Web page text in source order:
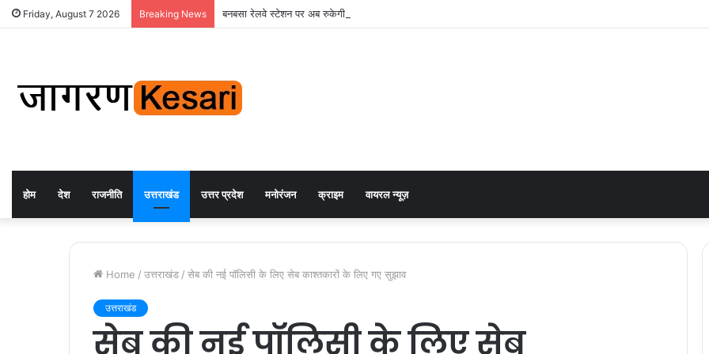
Friday, August 7 2026 Breaking News बनबसा रेलवे स्टेशन पर अब रुकेगी अछनेरा-टनकपुर एक्सप्रेस, रेल मंत्री ने दी स्वीकृति
होम देश राजनीति उत्तराखंड उत्तर प्रदेश मनोरंजन क्राइम वायरल न्यूज़
Home / उत्तराखंड / सेब की नई पॉलिसी के लिए सेब काश्तकारों के लिए गए सुझाव
उत्तराखंड
सेब की नई पॉलिसी के लिए सेब